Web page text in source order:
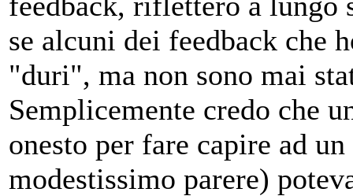
se alcuni dei feedback che
"duri", ma non sono mai
Semplicemente credo che
onesto per fare capire ad
modestissimo parere)